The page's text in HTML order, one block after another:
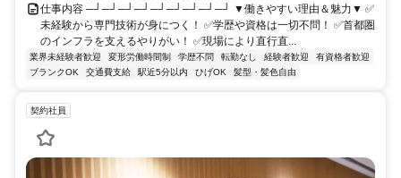
仕事内容 ─┘─┘─┘─┘─┘─┘─┘─┘─┘ ▼働きやすい理由＆魅力▼ ✅
未経験から専門技術が身につく！ ✅学歴や資格は一切不問！ ✅首都圏
のインフラを支えるやりがい！ ✅現場により直行直...
業界未経験者歓迎 変形労働時間制 学歴不問 転勤なし 経験者歓迎
有資格者歓迎
ブランクOK
交通費支給 駅近5分以内 ひげOK 髪型・髪色自由
契約社員